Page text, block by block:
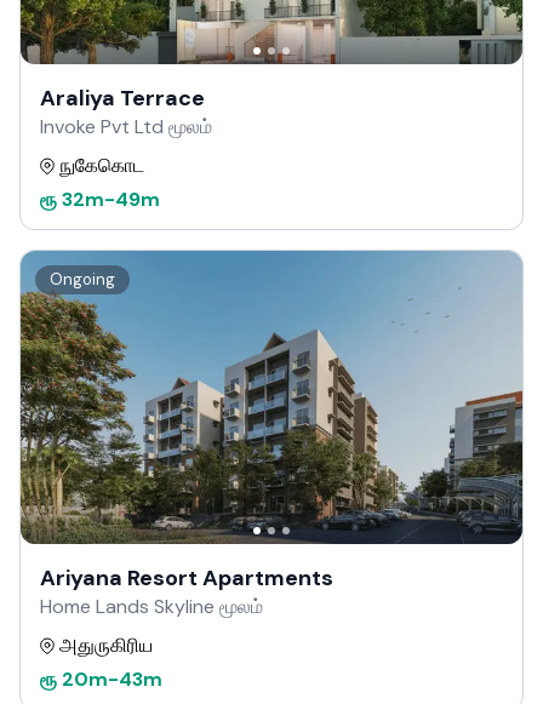
Araliya Terrace
Invoke Pvt Ltd மூலம்
நுகேகொட
ரூ32m-49m
Ongoing
Ariyana Resort Apartments
Home Lands Skyline மூலம்
அதுருகிரிய
ரூ 20m-43m